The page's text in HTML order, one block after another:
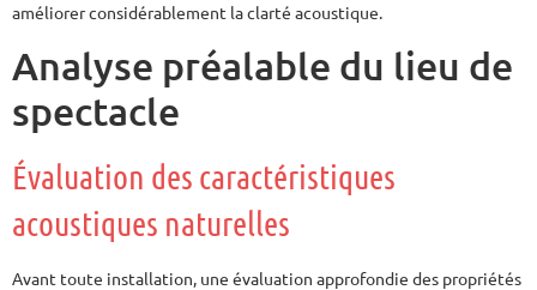
améliorer considérablement la clarté acoustique.
Analyse préalable du lieu de
spectacle
Évaluation des caractéristiques
acoustiques naturelles
Avant toute installation, une évaluation approfondie des propriétés